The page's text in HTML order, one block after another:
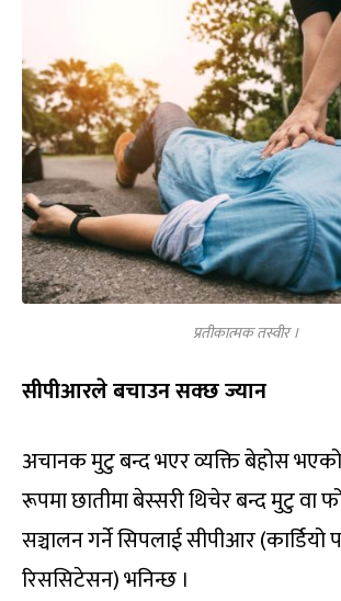
प्रतीकात्मक तस्वीर ।
सीपीआरले बचाउन सक्छ ज्यान
अचानक मुटु बन्द भएर व्यक्ति बेहोस
रूपमा छातीमा बेस्सरी थिचेर बन्द मुटु वा
सञ्चालन गर्ने सिपलाई सीपीआर (कार्डियो
रिससिटेसन) भनिन्छ ।